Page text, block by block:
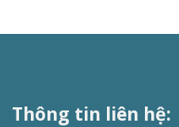
Thông tin liên hệ: